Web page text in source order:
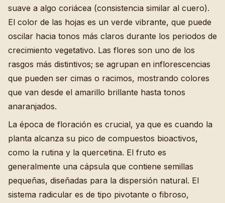
suave a algo coriácea (consistencia similar al cuero).
El color de las hojas es un verde vibrante, que puede
oscilar hacia tonos más claros durante los periodos de
crecimiento vegetativo. Las flores son uno de los
rasgos más distintivos; se agrupan en inflorescencias
que pueden ser cimas o racimos, mostrando colores
que van desde el amarillo brillante hasta tonos
anaranjados.
La época de floración es crucial, ya que es cuando la
planta alcanza su pico de compuestos bioactivos,
como la rutina y la quercetina. El fruto es
generalmente una cápsula que contiene semillas
pequeñas, diseñadas para la dispersión natural. El
sistema radicular es de tipo pivotante o fibroso,